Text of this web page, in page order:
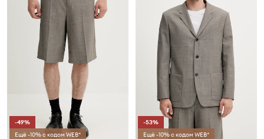
-49%
Ещё -10% с кодом WEB*
-53%
Ещё -10% с кодом WEB*